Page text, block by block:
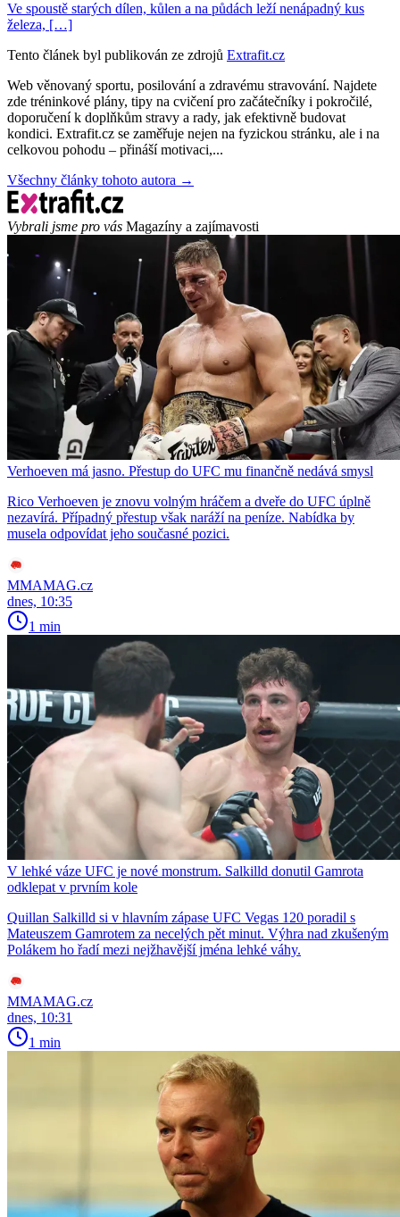
Ve spoustě starých dílen, kůlen a na půdách leží nenápadný kus
železa, […]
Tento článek byl publikován ze zdrojů Extrafit.cz
Web věnovaný sportu, posilování a zdravému stravování. Najdete
zde tréninkové plány, tipy na cvičení pro začátečníky i pokročilé,
doporučení k doplňkům stravy a rady, jak efektivně budovat
kondici. Extrafit.cz se zaměřuje nejen na fyzickou stránku, ale i na
celkovou pohodu – přináší motivaci,...
Všechny články tohoto autora →
Vybrali jsme pro vás Magazíny a zajímavosti
Verhoeven má jasno. Přestup do UFC mu finančně nedává smysl
Rico Verhoeven je znovu volným hráčem a dveře do UFC úplně
nezavírá. Případný přestup však naráží na peníze. Nabídka by
musela odpovídat jeho současné pozici.
MMAMAG.cz
dnes, 10:35
1 min
V lehké váze UFC je nové monstrum. Salkilld donutil Gamrota
odklepat v prvním kole
Quillan Salkilld si v hlavním zápase UFC Vegas 120 poradil s
Mateuszem Gamrotem za necelých pět minut. Výhra nad zkušeným
Polákem ho řadí mezi nejžhavější jména lehké váhy.
MMAMAG.cz
dnes, 10:31
1 min